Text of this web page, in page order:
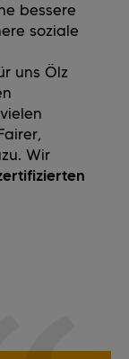
bessere
soziale
uns Ölz
Wir